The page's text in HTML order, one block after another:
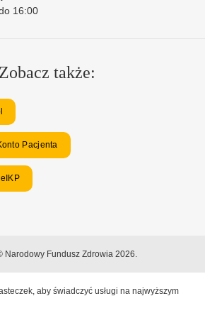
16:00
Zobacz także:
Pacjenta
Narodowy Fundusz Zdrowia 2026.
aby świadczyć usługi na najwyższym